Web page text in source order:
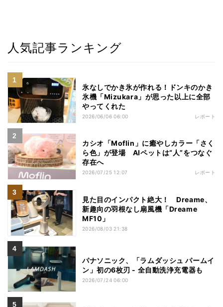
人気記事ランキング
氷なしでかき氷が作れる！ドンキのかき
氷機「Mizukara」が思った以上に全部
やってくれた
2026/06/06 06:00 レポート
カシオ「Moflin」に癒やしカラー「さく
ら色」が登場 AIペットは“人”をつなぐ
存在へ
2026/07/25 12:07 レポート
見た目のインパクト絶大！ Dreame、
新趣向の羽根なし扇風機「Dreame
MF10」
2026/08/03 21:38
パナソニック、「ラムダッシュ パームイ
ン」初の6枚刃 - 全自動洗浄充電器も
2026/07/24 06:00